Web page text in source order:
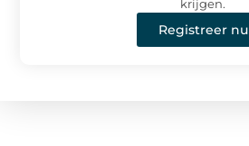
krijgen.
Registreer nu